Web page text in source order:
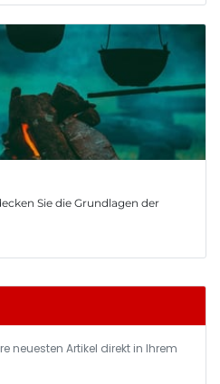
Sie die Grundlagen der
neuesten Artikel direkt in Ihrem